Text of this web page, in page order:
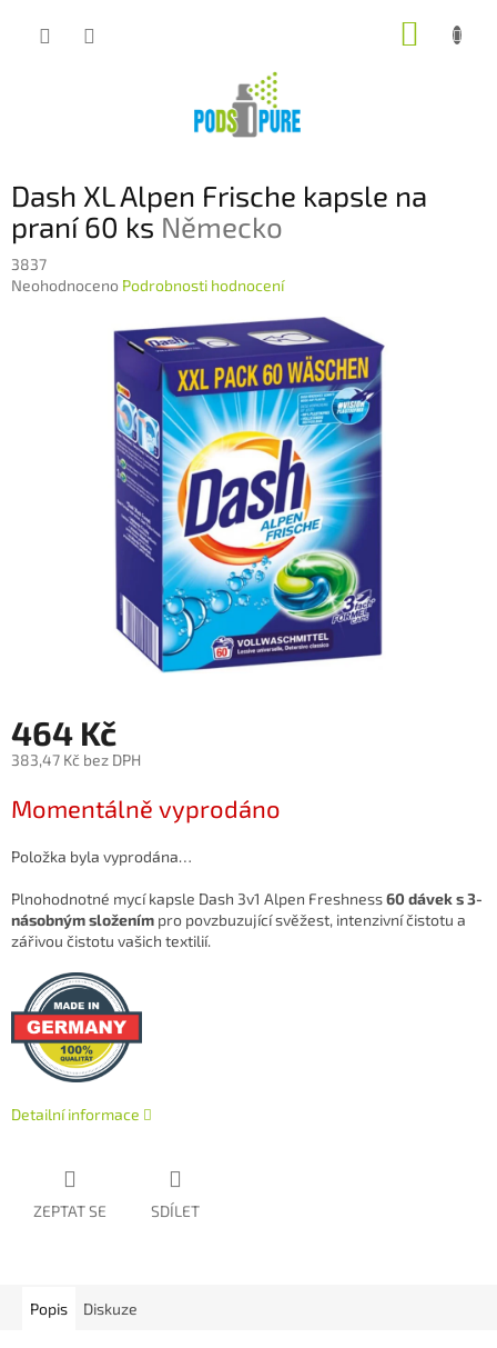
Dash XL Alpen Frische kapsle na
praní 60 ks Německo
3837
Průměrné
Neohodnoceno Podrobnosti hodnocení
464 Kč
383,47 Kč bez DPH
cena:
Momentálně vyprodáno
Položka byla vyprodána…
Plnohodnotné mycí kapsle Dash 3v1 Alpen Freshness60 dávek s 3-
násobným složením pro povzbuzující svěžest, intenzivní čistotu a
zářivou čistotu vašich textilií.
Detailní informace
ZEPTAT SE SDÍLET
Popis Diskuze